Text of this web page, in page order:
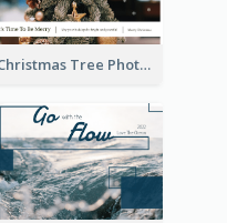
Christmas Tree Photo Christmas Holidays Post Card